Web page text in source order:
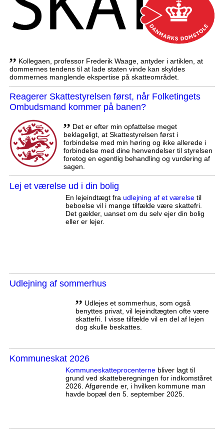
,, Kollegaen, professor Frederik Waage, antyder i artiklen, at
dommernes tendens til at lade staten vinde kan skyldes
dommernes manglende ekspertise på skatteområdet.
Reagerer Skattestyrelsen først, når Folketingets
Ombudsmand kommer på banen?
,, Det er efter min opfattelse meget
beklageligt, at Skattestyrelsen først i
forbindelse med min høring og ikke allerede i
forbindelse med dine henvendelser til styrelsen
foretog en egentlig behandling og vurdering af
sagen.
Lej et værelse ud i din bolig
En lejeindtægt fra udlejning af et værelsetil
beboelse vil i mange tilfælde være skattefri.
Det gælder, uanset om du selv ejer din bolig
eller er lejer.
Udlejning af sommerhus
,, Udlejes et sommerhus, som også
benyttes privat, vil lejeindtægten ofte være
skattefri. I visse tilfælde vil en del af lejen
dog skulle beskattes.
Kommuneskat 2026
Kommuneskatte­procenternebliver lagt til
grund ved skatteberegningen for indkomståret
2026. Afgørende er, i hvilken kommune man
havde bopæl den 5. september 2025.